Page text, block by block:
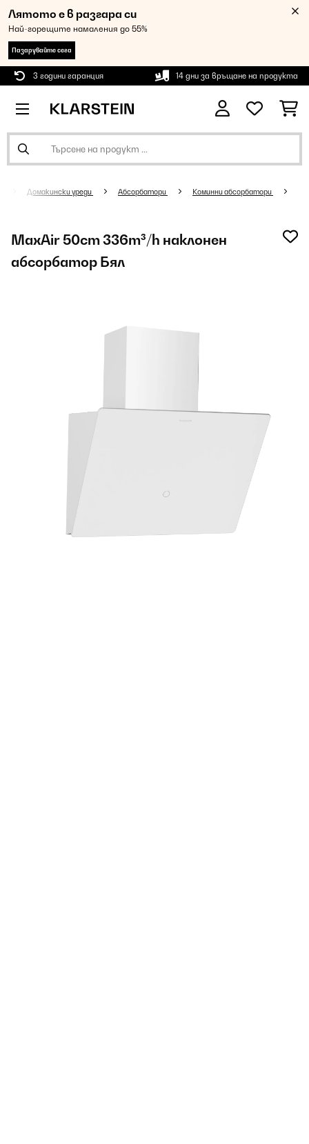
Лятото е в разгара си
Най-горещите намаления до 55%
Пазарувайте сега
3 години гаранция 14 дни за връщане на продукта
Домакински уреди Абсорбатори Коминни абсорбатори
MaxAir 50cm 336m³/h наклонен
абсорбатор Бял